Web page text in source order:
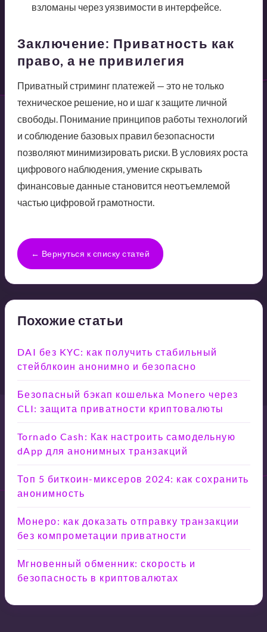
взломаны через уязвимости в интерфейсе.
Заключение: Приватность как
право, а не привилегия
Приватный стриминг платежей — это не только
техническое решение, но и шаг к защите личной
свободы. Понимание принципов работы технологий
и соблюдение базовых правил безопасности
позволяют минимизировать риски. В условиях роста
цифрового наблюдения, умение скрывать
финансовые данные становится неотъемлемой
частью цифровой грамотности.
← Вернуться к списку статей
Похожие статьи
DAI без KYC: как получить стабильный
стейблкоин анонимно и безопасно
Безопасный бэкап кошелька Monero через
CLI: защита приватности криптовалюты
Tornado Cash: Как настроить самодельную
dApp для анонимных транзакций
Топ 5 биткоин-миксеров 2024: как сохранить
анонимность
Монеро: как доказать отправку транзакции
без компрометации приватности
Мгновенный обменник: скорость и
безопасность в криптовалютах